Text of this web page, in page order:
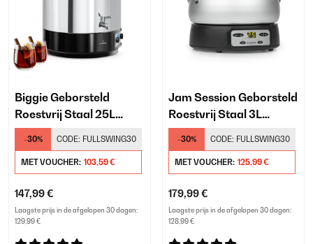
Biggie Geborsteld
Roestvrij Staal 25L
Inmaakketel Digitaal
Zilver
-30% CODE: FULLSWING30
MET VOUCHER: 103,59 €
147,99 €
Laagste prijs in de afgelopen 30 dagen:
129,99 €
Jam Session Geborsteld
Roestvrij Staal 3L
Inmaakketel Digitaal
Zilver
-30% CODE: FULLSWING30
MET VOUCHER: 125,99 €
179,99 €
Laagste prijs in de afgelopen 30 dagen:
128,99 €